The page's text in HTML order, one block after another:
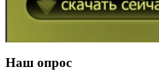
Наш опрос